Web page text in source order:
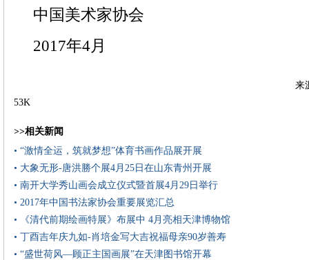
中国美术家协会
2017年4月
来
53K
>>相关新闻
• “激情全运，筑就梦想”体育书画作品展开展
• 大象无形-唐洪勝个展4月25日在山东青州开展
• 南开大学秀山画会成立仪式暨首展4月29日举行
• 2017年中国书法家协会重要展览汇总
• 《清代前期绘画特展》布展中 4月亮相天津博物馆
• 丁酉吉年庆九如-肖培金写大吉祝福母亲90岁善寿
• “盛世荷风—顾正主国画展”在天津图书馆开幕